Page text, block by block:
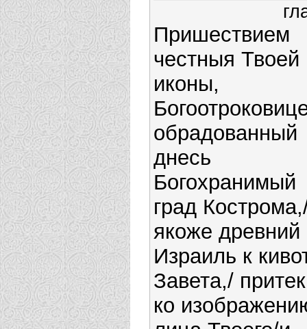
Пришествием
честныя Твоей
иконы,
обрадованный
днесь
Богохранимый
град
якоже древний
Израиль к
Завета,/
ко